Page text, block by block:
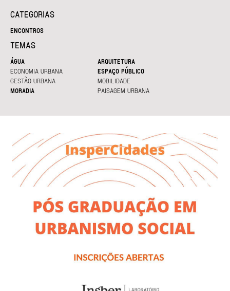
CATEGORIAS
ENCONTROS
TEMAS
ÁGUA
ARQUITETURA
ECONOMIA URBANA
ESPAÇO PÚBLICO
GESTÃO URBANA
MOBILIDADE
MORADIA
PAISAGEM URBANA